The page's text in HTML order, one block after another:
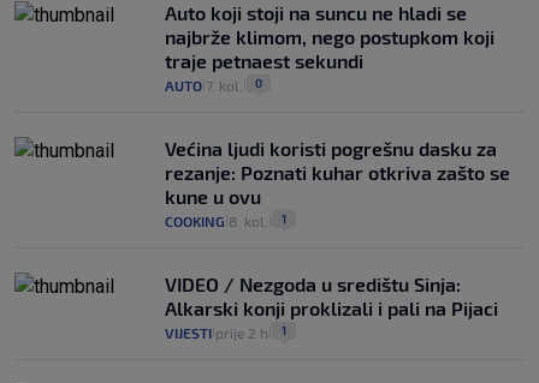
Auto koji stoji na suncu ne hladi se
najbrže klimom, nego postupkom koji
traje petnaest sekundi
AUTO 7. kol. 0
Većina ljudi koristi pogrešnu dasku za
rezanje: Poznati kuhar otkriva zašto se
kune u ovu
COOKING 8. kol. 1
VIDEO / Nezgoda u središtu Sinja:
Alkarski konji proklizali i pali na Pijaci
VIJESTI prije 2 h 1